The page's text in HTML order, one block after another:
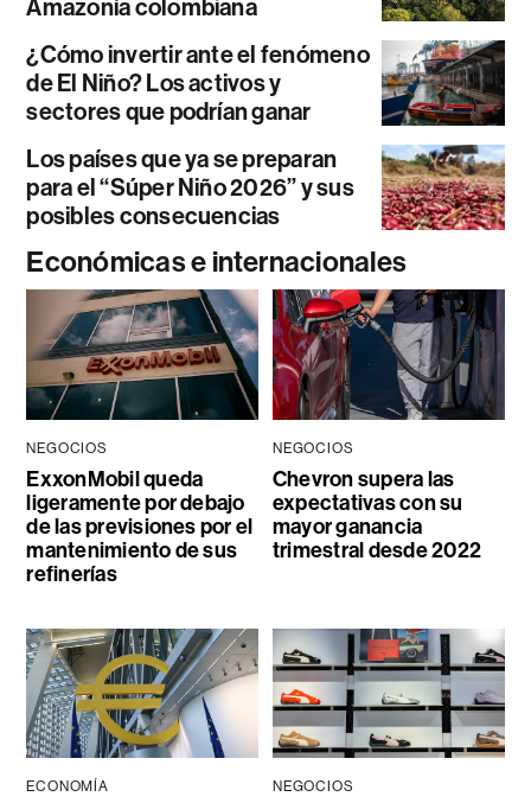
Amazonía colombiana
¿Cómo invertir ante el fenómeno
de El Niño? Los activos y
sectores que podrían ganar
Los países que ya se preparan
para el “Súper Niño 2026” y sus
posibles consecuencias
Económicas e internacionales
NEGOCIOS
ExxonMobil queda
ligeramente por debajo
de las previsiones por el
mantenimiento de sus
refinerías
NEGOCIOS
Chevron supera las
expectativas con su
mayor ganancia
trimestral desde 2022
ECONOMÍA NEGOCIOS